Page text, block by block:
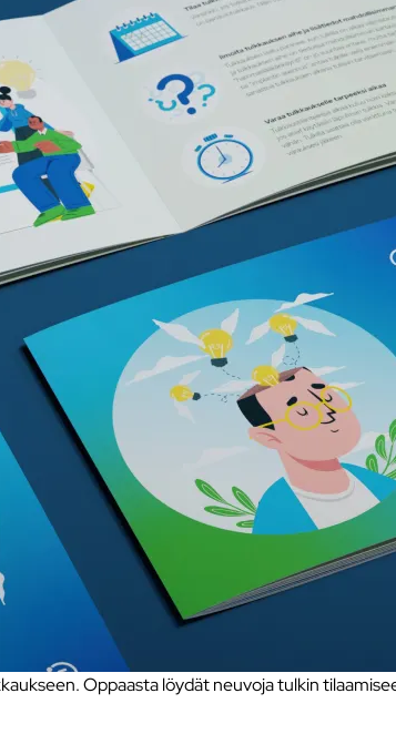
Oppaasta löydät neuvoja tulkin